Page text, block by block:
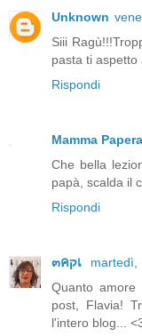
Unknown
Siii
pasta ti aspetto
Rispondi
Mamma Papera
Che bella
papà, scalda il
Rispondi
๓คקเ
martedì,
Quanto
post, Flavia!
l'intero blog...